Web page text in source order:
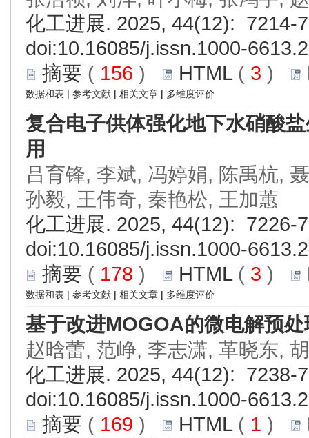
化工进展. 2025, 44(12): 7214-
doi:10.16085/j.issn.1000-
摘要 ( 156 ) HTML( 3 )
数据和表 | 参考文献 | 相关文章 | 多维度评价
复合电子供体强化地下水硝酸
用
吕育锋, 李斌, 冯婷娟, 陈禹杭,
孙毅, 王伟奇, 秦艳松, 王加蕙
化工进展. 2025, 44(12): 7226-
doi:10.16085/j.issn.1000-
摘要 ( 178 ) HTML( 3 )
数据和表 | 参考文献 | 相关文章 | 多维度评价
基于改进MOGOA的微电解预
赵晗蕾, 范峥, 李志潇, 革晓东,
化工进展. 2025, 44(12): 7238-
doi:10.16085/j.issn.1000-
摘要 ( 169 ) HTML( 1 )